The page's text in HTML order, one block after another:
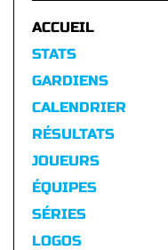
ACCUEIL
STATS
GARDIENS
CALENDRIER
RÉSULTATS
JOUEURS
ÉQUIPES
SÉRIES
LOGOS